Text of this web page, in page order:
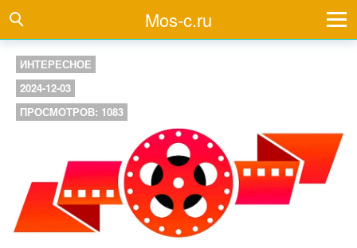
Mos-c.ru
ИНТЕРЕСНОЕ
2024-12-03
ПРОСМОТРОВ: 1083